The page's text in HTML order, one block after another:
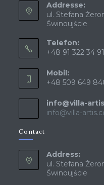
Addresse:
ul. Stefana
Świnoujście
Telefon:
+48 91 322 34 91
Mobil:
+48 509 649
info@villa-
info@villa-
Contact
Address:
ul. Stefana
Świnoujście